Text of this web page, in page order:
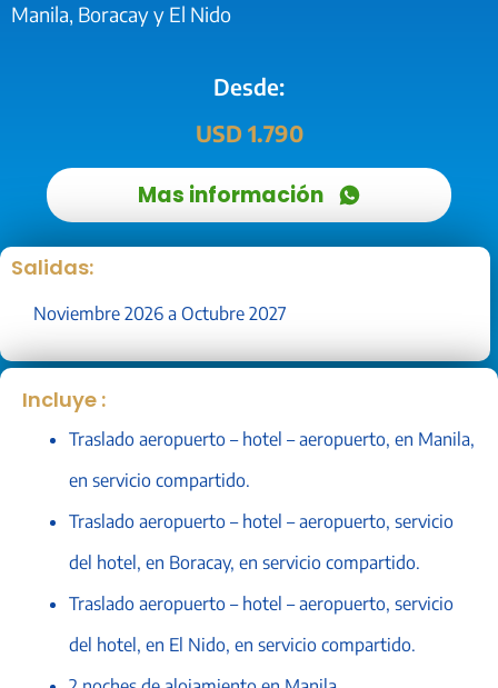
Manila, Boracay y El Nido
Desde:
USD 1.790
Mas información
Salidas:
Noviembre 2026 a Octubre 2027
Incluye :
Traslado aeropuerto – hotel – aeropuerto, en Manila,
en servicio compartido.
Traslado aeropuerto – hotel – aeropuerto, servicio
del hotel, en Boracay, en servicio compartido.
Traslado aeropuerto – hotel – aeropuerto, servicio
del hotel, en El Nido, en servicio compartido.